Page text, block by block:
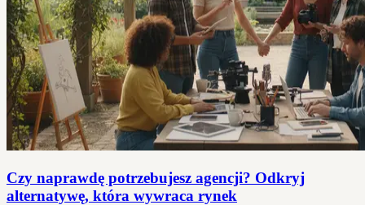
Czy naprawdę potrzebujesz agencji? Odkryj
alternatywę, która wywraca rynek